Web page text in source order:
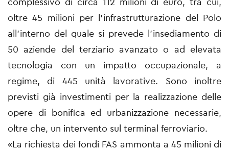
oltre 45 milioni per l’infrastrutturazione del Polo
all’interno del quale si prevede l’insediamento di
50 aziende del terziario avanzato o ad elevata
tecnologia con un impatto occupazionale, a
regime, di 445 unità lavorative. Sono inoltre
previsti già investimenti per la realizzazione delle
opere di bonifica ed urbanizzazione necessarie,
oltre che, un intervento sul terminal ferroviario.
«La richiesta dei fondi FAS ammonta a 45 milioni di